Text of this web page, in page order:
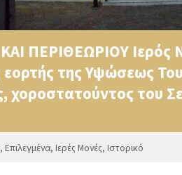
ΠΕΡΙΘΕΩΡΙΟΥ Ιερός
εορτής της Υψώσεως
χοροστατούντος του
, Επιλεγμένα, Ιερές Μονές, Ιστορικό